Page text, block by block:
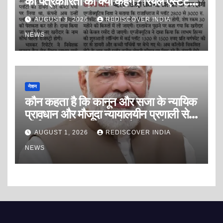
इंडस्ट्री को डराने, धमकाने और दवाब बनाने
की पत्रकारिता? या सफेद पोश ब्लैकमेलिंग
पत्रकारिता?
AUGUST 3, 2026 REDISCOVER INDIA
NEWS
नेशन
कौन कहता है कि कानून और सजा के न्यायिक
प्रावधान और मौजूदा न्यायालयीन प्रणाली से
कोई अपराधी अपराध करने से डरता है?
AUGUST 1, 2026 REDISCOVER INDIA
NEWS